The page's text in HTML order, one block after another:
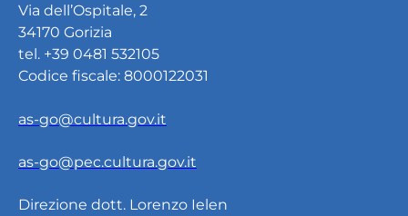
Via dell’Ospitale, 2
34170 Gorizia
tel. +39 0481 532105
Codice fiscale: 8000122031
as-go@cultura.gov.it
as-go@pec.cultura.gov.it
Direzione dott. Lorenzo Ielen